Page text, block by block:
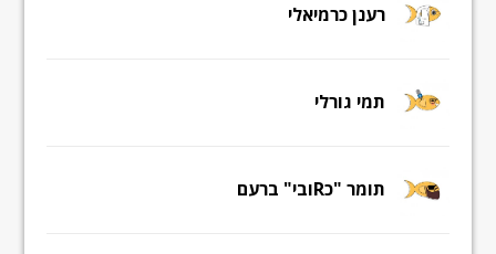
רענן כרמיאלי
תמי גורלי
תומר "כRובי" ברעם